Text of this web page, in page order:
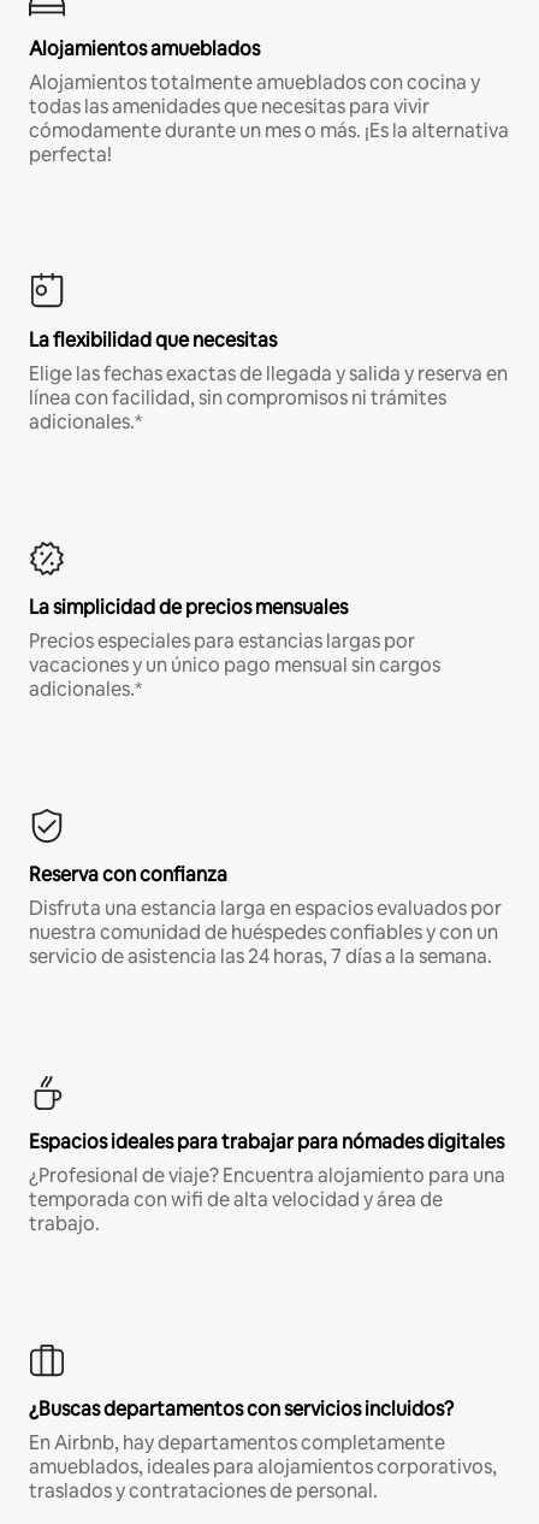
Alojamientos amueblados
Alojamientos totalmente amueblados con cocina y
todas las amenidades que necesitas para vivir
cómodamente durante un mes o más. ¡Es la alternativa
perfecta!
La flexibilidad que necesitas
Elige las fechas exactas de llegada y salida y reserva en
línea con facilidad, sin compromisos ni trámites
adicionales.*
La simplicidad de precios mensuales
Precios especiales para estancias largas por
vacaciones y un único pago mensual sin cargos
adicionales.*
Reserva con confianza
Disfruta una estancia larga en espacios evaluados por
nuestra comunidad de huéspedes confiables y con un
servicio de asistencia las 24 horas, 7 días a la semana.
Espacios ideales para trabajar para nómades digitales
¿Profesional de viaje? Encuentra alojamiento para una
temporada con wifi de alta velocidad y área de
trabajo.
¿Buscas departamentos con servicios incluidos?
En Airbnb, hay departamentos completamente
amueblados, ideales para alojamientos corporativos,
traslados y contrataciones de personal.